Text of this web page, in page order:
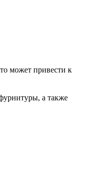
может привести к
а также